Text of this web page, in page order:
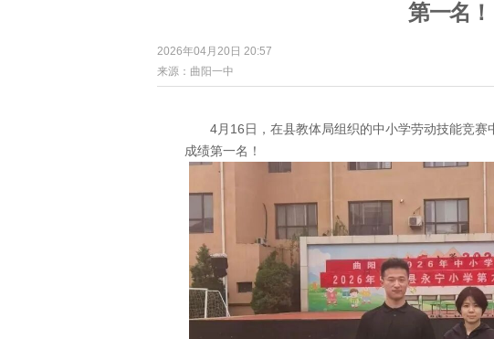
第一名！
2026年04月20日 20:57
来源：曲阳一中
4月16日，在县教体局组织的中小学劳动技能竞
成绩第一名！